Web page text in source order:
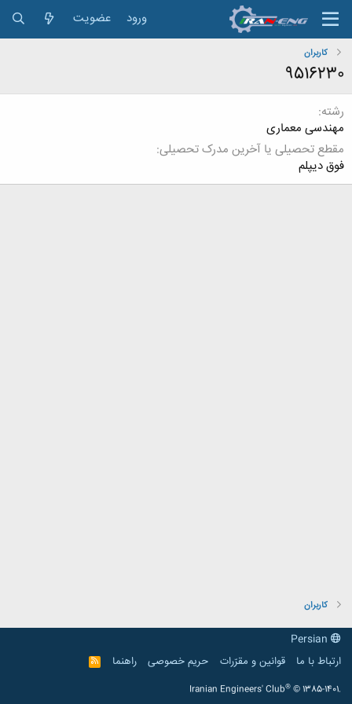
ورود عضویت
کاربران
9516230
رشته
مهندسی معماری
مقطع تحصیلی یا آخرین مدرک تحصیلی
فوق دیپلم
کاربران
ارتباط با ما
قوانین و مقرّرات حریم خصوصی راهنما
R
S
Iranian Engineers' Club® © 1385-1401.